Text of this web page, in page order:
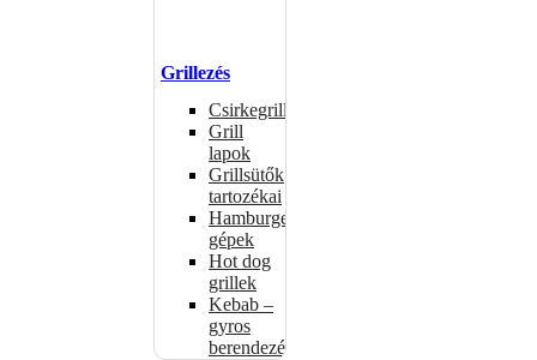
Grillezés
Csirkegrillek
Grill
lapok
Grillsütők
tartozékai
Hamburgerformázó
gépek
Hot dog
grillek
Kebab –
gyros
berendezés